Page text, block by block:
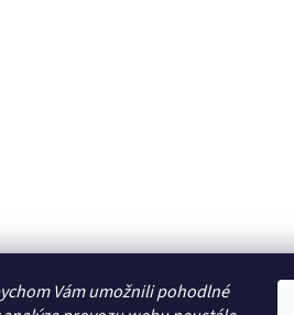
Vám umožnili pohodlné